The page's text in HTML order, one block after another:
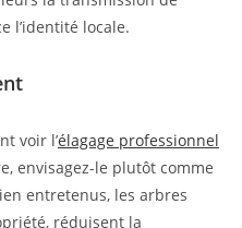
l’identité locale.
voir l’élagage professionnel
envisagez-le plutôt comme
entretenus, les arbres
réduisent la